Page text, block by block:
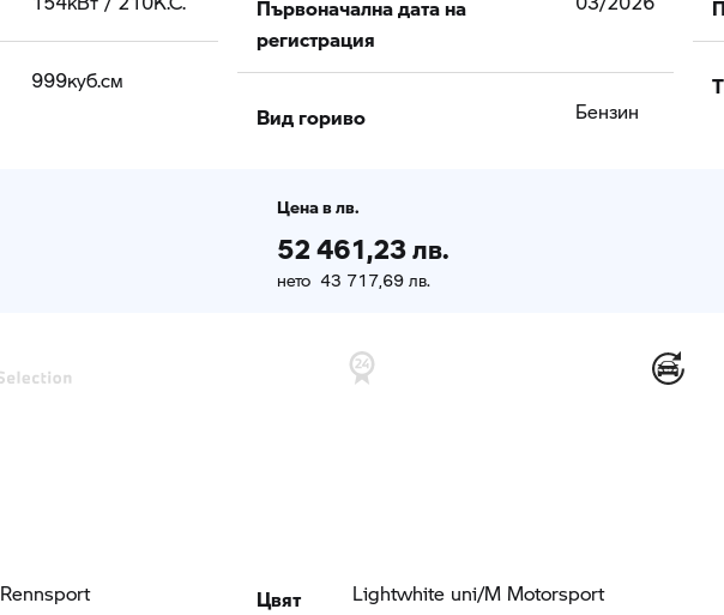
999куб.cм
регистрация
Вид гориво Бензин
Цена в лв.
52 461,23 лв.
нето 43 717,69 лв.
Rennsport Цвят Lightwhite uni/M Motorsport